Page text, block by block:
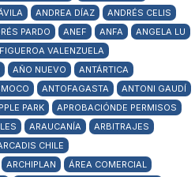
ANDREA DÍAZ
ANDRÉS CELIS
PARDO ANEF ANFA
ANGELA LU
VALENZUELA
AÑO NUEVO
ANTÁRTICA
ANTOFAGASTA
ANTONI GAUDÍ
PARK
APROBACIÓNDE PERMISOS
ARAUCANÍA
ARBITRAJES
CHILE
ARCHIPLAN
ÁREA COMERCIAL